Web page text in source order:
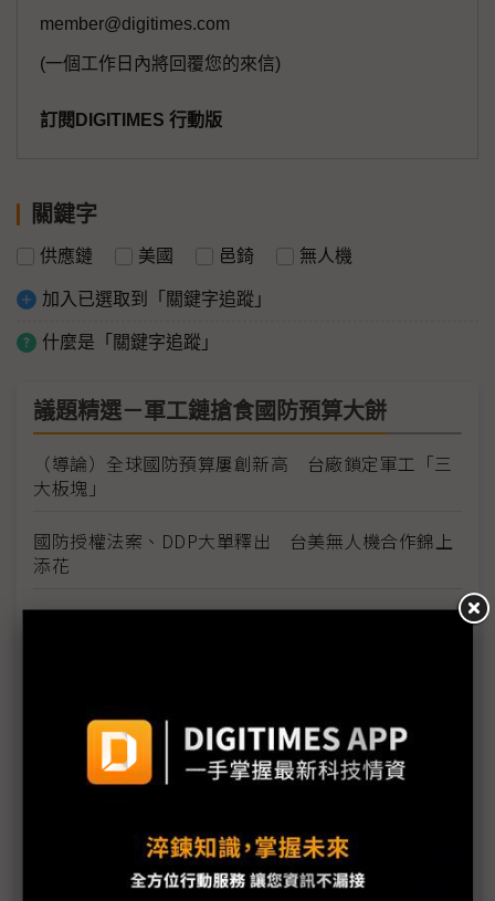
member@digitimes.com
(一個工作日內將回覆您的來信)
訂閱DIGITIMES 行動版
關鍵字
供應鏈 美國 邑錡 無人機
加入已選取到「關鍵字追蹤」
什麼是「關鍵字追蹤」
議題精選－軍工鏈搶食國防預算大餅
（導論）全球國防預算屢創新高 台廠鎖定軍工「三
大板塊」
國防授權法案、DDP大單釋出 台美無人機合作錦上
添花
美「國防授權法案」鎖定無人系統台美合作 台IC設
航太供應鏈
全訊SSPA助攻國防自主 爭取無人機干擾和低空防禦
無人機成工業強固電腦新藍海 目標都是GCS